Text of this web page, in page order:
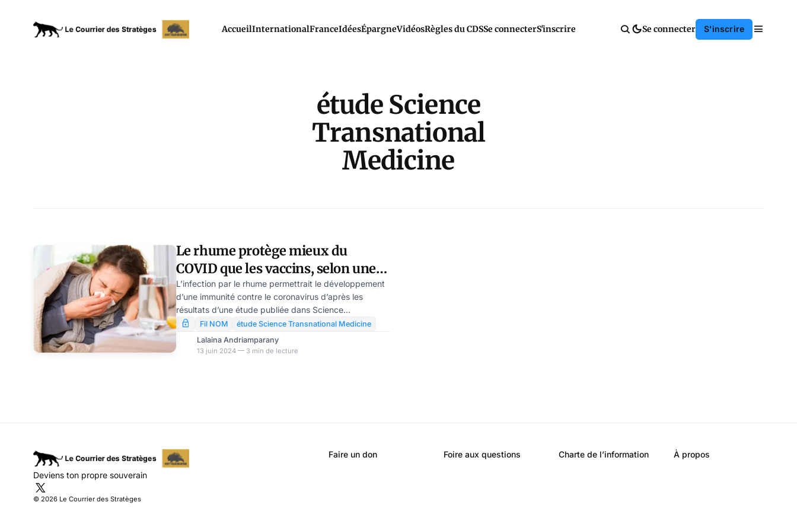
AccueilInternationalFranceIdéesÉpargneVidéosRègles du CDSSe connecterS'inscrire Se connecter S'inscrire
étude Science
Transnational
Medicine
Le rhume protège mieux du
COVID que les vaccins, selon une
étude
L’infection par le rhume permettrait le développement
d’une immunité contre le coronavirus d’après les
résultats d’une étude publiée dans Science
Translational Medicine. Cette découverte a également
révélé que les vaccins anti- COVID-19 ne fournissent
pas une protection similaire. Depuis le lancement de la
Fil NOM
étude Science Transnational Medicine
Lalaina Andriamparany
13 juin 2024 — 3 min de lecture
Deviens ton propre souverain
© 2026 Le Courrier des Stratèges
Faire un don Foire aux questions Charte de l’information À propos